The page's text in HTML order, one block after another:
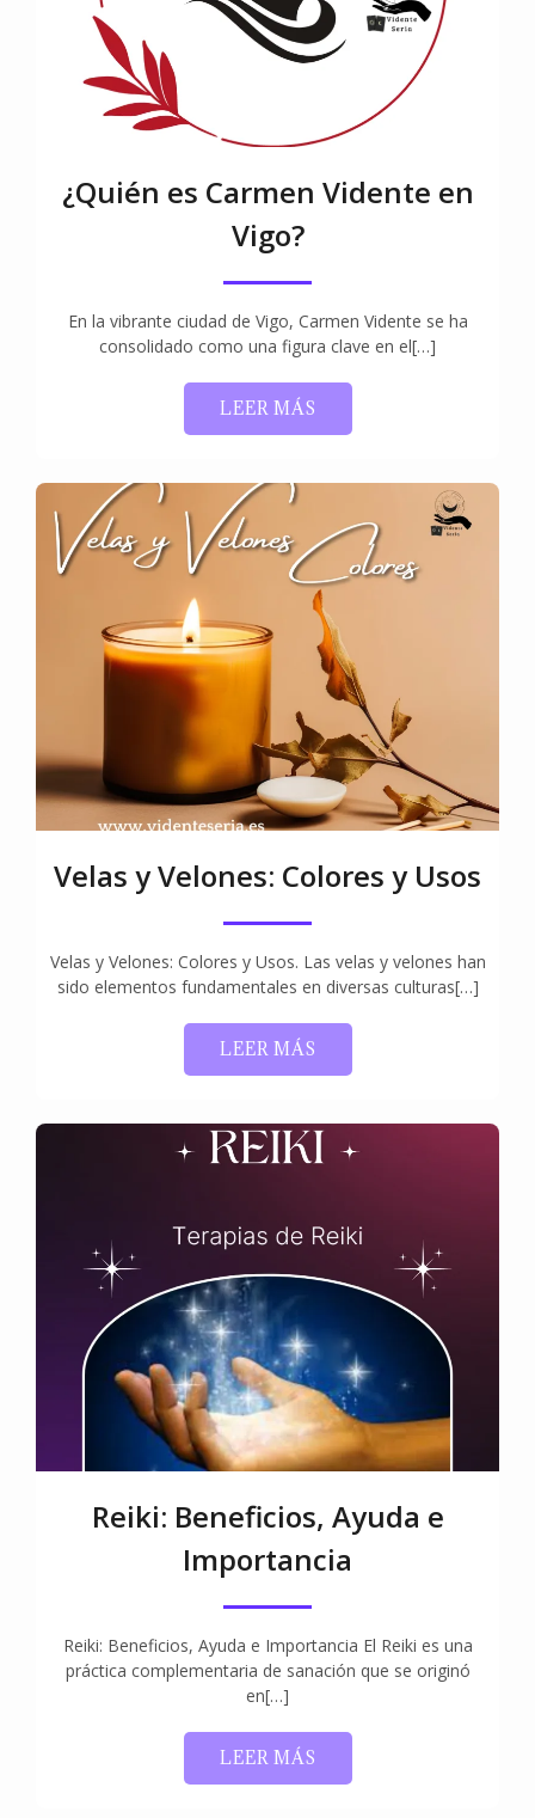
¿Quién es Carmen Vidente en
Vigo?
En la vibrante ciudad de Vigo, Carmen Vidente se ha
consolidado como una figura clave en el[…]
LEER MÁS
Velas y Velones: Colores y Usos
Velas y Velones: Colores y Usos. Las velas y velones han
sido elementos fundamentales en diversas culturas[…]
LEER MÁS
Reiki: Beneficios, Ayuda e
Importancia
Reiki: Beneficios, Ayuda e Importancia El Reiki es una
práctica complementaria de sanación que se originó
en[…]
LEER MÁS